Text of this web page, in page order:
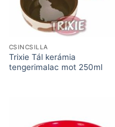
CSINCSILLA
Trixie Tál kerámia
tengerimalac mot 250ml